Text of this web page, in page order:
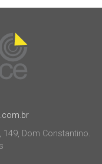
149, Dom Constantino.